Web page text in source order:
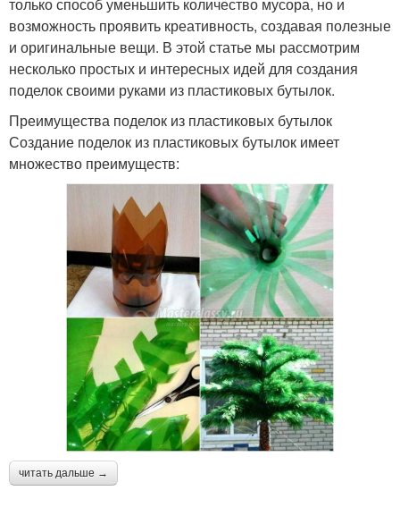
только способ уменьшить количество мусора, но и
возможность проявить креативность, создавая полезные
и оригинальные вещи. В этой статье мы рассмотрим
несколько простых и интересных идей для создания
поделок своими руками из пластиковых бутылок.
Преимущества поделок из пластиковых бутылок
Создание поделок из пластиковых бутылок имеет
множество преимуществ:
читать дальше →